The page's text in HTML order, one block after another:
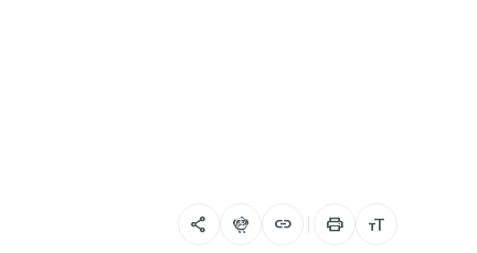
share flutter_dash link print format_size